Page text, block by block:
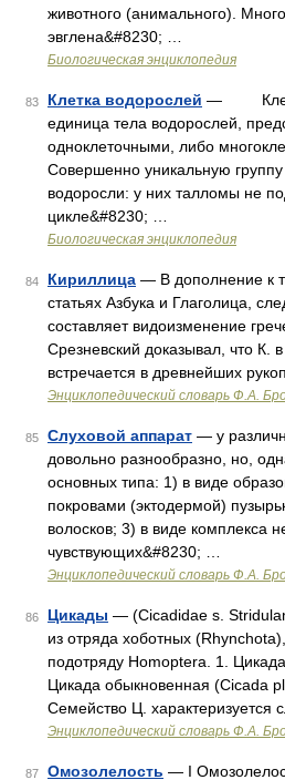
животного (анимального).
эвглена&#8230; …
Биологическая энциклопедия
83 Клетка водорослей — Клетка
единица тела водорослей,
одноклеточными, либо
Совершенно уникальную
водоросли: у них талломы не
цикле&#8230; …
Биологическая энциклопедия
84 Кириллица — В дополнение к
статьях Азбука и Глаголица,
составляет видоизменение
Срезневский доказывал, что К.
встречается в древнейших
Энциклопедический словарь Ф.А.
85 Слуховой аппарат — у
довольно разнообразно, но,
основных типа: 1) в виде
покровами (эктодермой)
волосков; 3) в виде комплекса
чувствующих&#8230; …
Энциклопедический словарь Ф.А.
86 Цикады — (Cicadidae s.
из отряда хоботных
подотряду Homoptera. 1.
Цикада обыкновенная (Cicada
Семейство Ц.
Энциклопедический словарь Ф.А.
87 Омозолелость — I